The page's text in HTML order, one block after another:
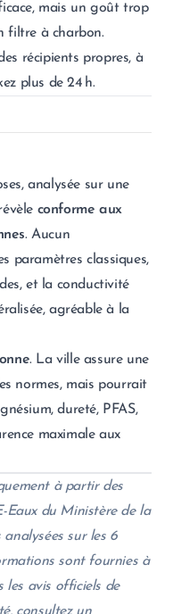
mais un goût trop
filtre à charbon.
récipients propres, à
plus de 24 h.
analysée sur une
conforme aux
. Aucun
paramètres classiques,
et la conductivité
agréable à la
. La ville assure une
normes, mais pourrait
dureté, PFAS,
maximale aux
à partir des
Eaux du Ministère de la
analysées sur les 6
sont fournies à
les avis officiels de